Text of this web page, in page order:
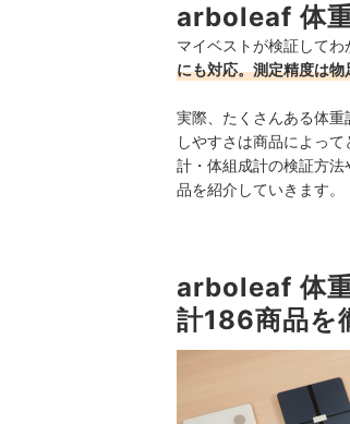
arboleaf 体
マイベストが検証して
にも対応。測定精度は物
実際、たくさんある体
しやすさは商品によっ
計・体組成計の検証方
品を紹介していきます。
arboleaf 体
計186商品を